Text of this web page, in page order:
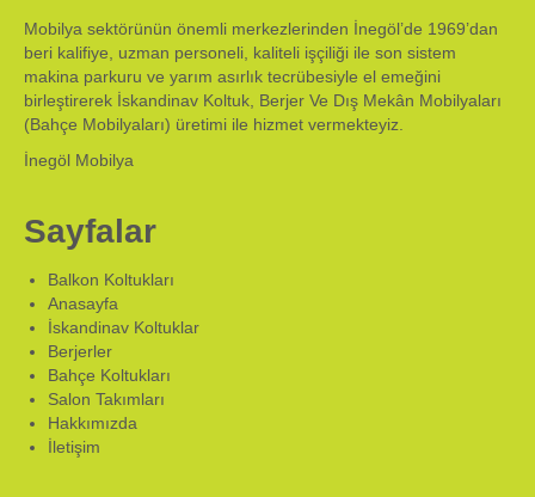
Mobilya sektörünün önemli merkezlerinden İnegöl’de 1969’dan
beri kalifiye, uzman personeli, kaliteli işçiliği ile son sistem
makina parkuru ve yarım asırlık tecrübesiyle el emeğini
birleştirerek İskandinav Koltuk, Berjer Ve Dış Mekân Mobilyaları
(Bahçe Mobilyaları) üretimi ile hizmet vermekteyiz.
İnegöl Mobilya
Sayfalar
Balkon Koltukları
Anasayfa
İskandinav Koltuklar
Berjerler
Bahçe Koltukları
Salon Takımları
Hakkımızda
İletişim